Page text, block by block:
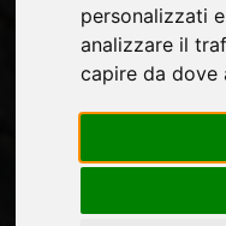
personalizzati
analizzare il
capire da dove